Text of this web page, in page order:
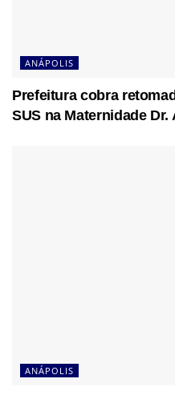
ANÁPOLIS
Prefeitura cobra
SUS na Maternidade Dr.
ANÁPOLIS